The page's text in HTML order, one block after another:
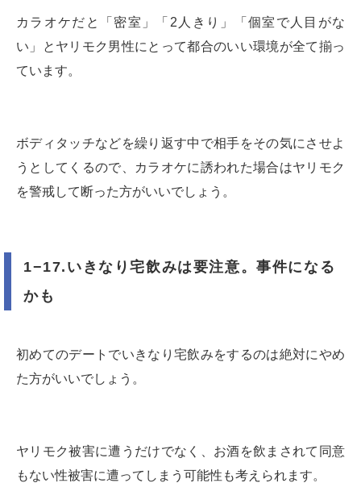
カラオケだと「密室」「2人きり」「個室で人目がな
い」とヤリモク男性にとって都合のいい環境が全て揃っ
ています。
ボディタッチなどを繰り返す中で相手をその気にさせよ
うとしてくるので、カラオケに誘われた場合はヤリモク
を警戒して断った方がいいでしょう。
1−17.いきなり宅飲みは要注意。事件になる
かも
初めてのデートでいきなり宅飲みをするのは絶対にやめ
た方がいいでしょう。
ヤリモク被害に遭うだけでなく、お酒を飲まされて同意
もない性被害に遭ってしまう可能性も考えられます。